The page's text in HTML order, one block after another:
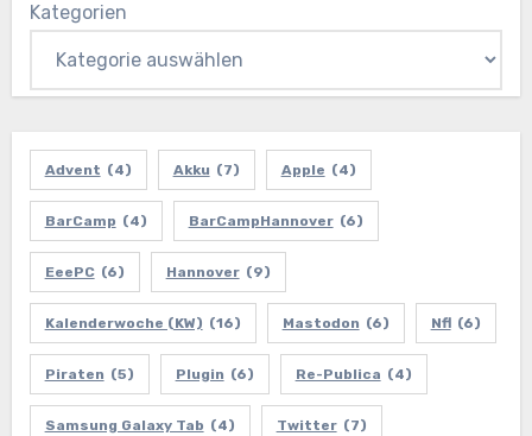
Kategorien
Advent (4) Akku (7) Apple (4)
BarCamp (4) BarCampHannover (6)
EeePC (6) Hannover (9)
Kalenderwoche (KW) (16) Mastodon (6) Nfl (6)
Piraten (5) Plugin (6) Re-Publica (4)
Samsung Galaxy Tab (4) Twitter (7)